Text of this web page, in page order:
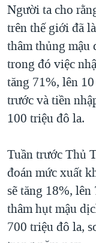
THƯỢNG ĐỈNH
TRỊNH VĨNH BÌNH
NGƯ DÂN VIỆT
QUAN HỆ VIỆT
Người ta cho
trên thế giới đã
thâm thủng mậu
trong đó việc
tăng 71%, lên
trước và tiền
100 triệu đô la.
Tuần trước Thủ
đoán mức xuất
sẽ tăng 18%,
thâm hụt mậu
700 triệu đô la,